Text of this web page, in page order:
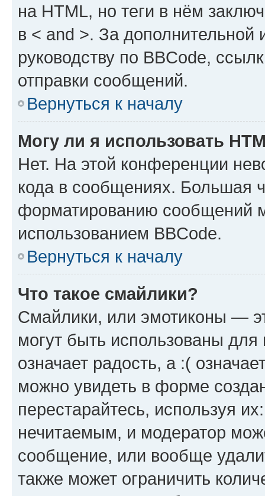
на HTML, но теги в нём
в < and >. За
руководству по BBCode,
отправки сообщений.
Вернуться к началу
Могу ли я использовать
Нет. На этой конференции
кода в сообщениях. Большая
форматированию сообщений
использованием BBCode.
Вернуться к началу
Что такое смайлики?
Смайлики, или эмотиконы —
могут быть использованы
означает радость, а :(
можно увидеть в форме
перестарайтесь, используя
нечитаемым, и модератор
сообщение, или вообще
также может ограничить